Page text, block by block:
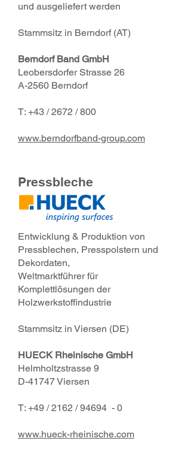
und ausgeliefert werden
Stammsitz in Berndorf (AT)
Berndorf Band GmbH
Leobersdorfer Strasse 26
A-2560 Berndorf
T: +43 / 2672 / 800
www.berndorfband-group.com
Pressbleche
Entwicklung & Produktion von
Pressblechen, Presspolstern und
Dekordaten,
Weltmarktführer für
Komplettlösungen der
Holzwerkstoffindustrie
Stammsitz in Viersen (DE)
HUECK Rheinische GmbH
Helmholtzstrasse 9
D-41747 Viersen
T: +49 / 2162 / 94694 - 0
www.hueck-rheinische.com